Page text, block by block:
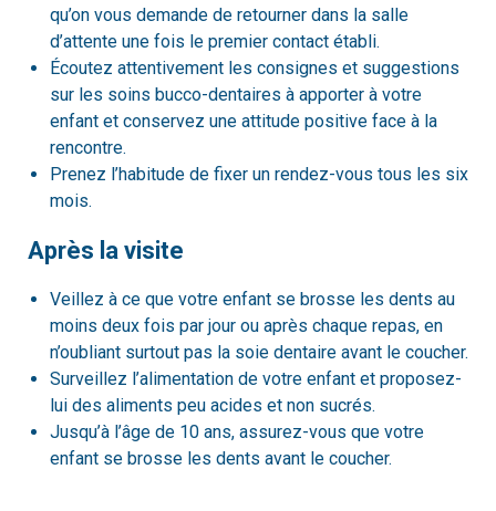
qu’on vous demande de retourner dans la salle
d’attente une fois le premier contact établi.
Écoutez attentivement les consignes et suggestions
sur les soins bucco-dentaires à apporter à votre
enfant et conservez une attitude positive face à la
rencontre.
Prenez l’habitude de fixer un rendez-vous tous les six
mois.
Après la visite
Veillez à ce que votre enfant se brosse les dents au
moins deux fois par jour ou après chaque repas, en
n’oubliant surtout pas la soie dentaire avant le coucher.
Surveillez l’alimentation de votre enfant et proposez-
lui des aliments peu acides et non sucrés.
Jusqu’à l’âge de 10 ans, assurez-vous que votre
enfant se brosse les dents avant le coucher.